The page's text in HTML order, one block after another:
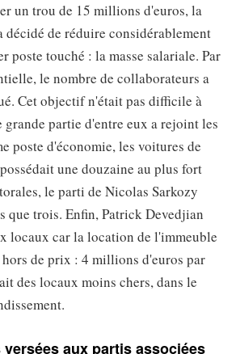
un trou de 15 millions d'euros, la
de réduire considérablement
poste touché : la masse salariale. Par
le nombre de collaborateurs a
Cet objectif n'était pas difficile à
partie d'entre eux a rejoint les
poste d'économie, les voitures de
une douzaine au plus fort
le parti de Nicolas Sarkozy
que trois. Enfin, Patrick Devedjian
locaux car la location de l'immeuble
de prix : 4 millions d'euros par
des locaux moins chers, dans le
aux partis associées